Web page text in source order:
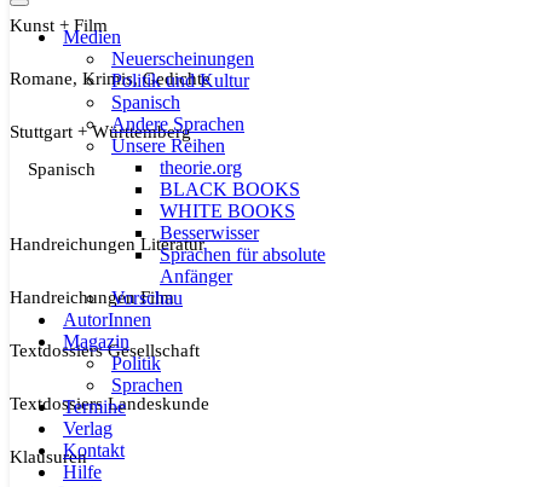
Navigationsmenü
Medien
Neuerscheinungen
Politik und Kultur
Spanisch
Andere Sprachen
Unsere Reihen
theorie.org
BLACK BOOKS
WHITE BOOKS
Besserwisser
Sprachen für absolute
Anfänger
Vorschau
AutorInnen
Magazin
Politik
Sprachen
Termine
Verlag
Kontakt
Hilfe
Kunst + Film
Romane, Krimis, Gedichte
Stuttgart + Württemberg
Spanisch
Handreichungen Literatur
Handreichungen Film
Textdossiers Gesellschaft
Textdossiers Landeskunde
Klausuren